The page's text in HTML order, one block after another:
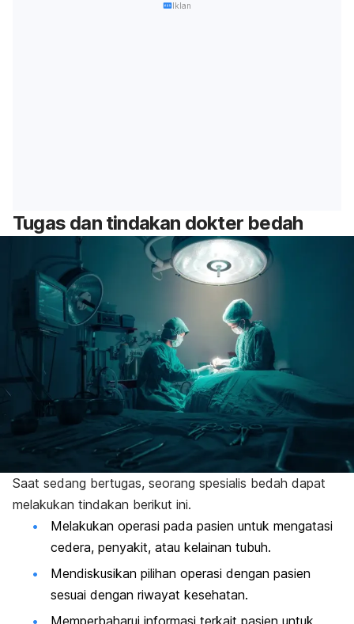
Iklan
Tugas dan tindakan dokter bedah
Saat sedang bertugas, seorang spesialis bedah dapat
melakukan tindakan berikut ini.
Melakukan operasi pada pasien untuk mengatasi
cedera, penyakit, atau kelainan tubuh.
Mendiskusikan pilihan operasi dengan pasien
sesuai dengan riwayat kesehatan.